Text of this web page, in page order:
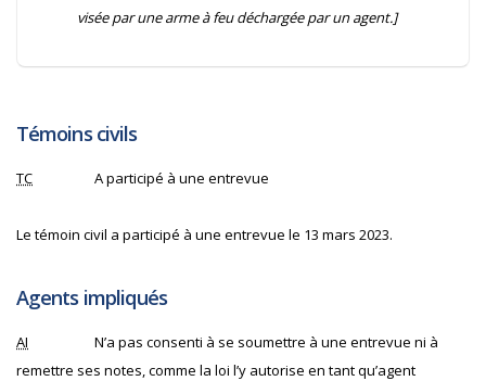
visée par une arme à feu déchargée par un agent.]
Témoins civils
TC A participé à une entrevue
Le témoin civil a participé à une entrevue le 13 mars 2023.
Agents impliqués
AI
N’a pas consenti à se soumettre à une entrevue ni à
remettre ses notes, comme la loi l’y autorise en tant qu’agent